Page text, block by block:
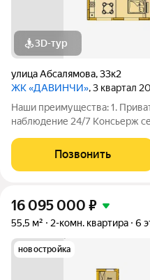
3D-тур
улица Абсалямова,33к2
ЖК «ДАВИНЧИ», 3 квартал
Наши преимущества: 1.
наблюдение 24/7 Консьерж
этаже Библиотека
Комфортный паркинг
Позвонить
16 095 000 ₽
55,5 м² 2-комн. квартира 6
новостройка